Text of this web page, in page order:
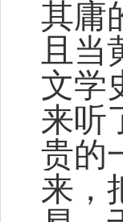
其庸
且
文学
来听
贵的
来，